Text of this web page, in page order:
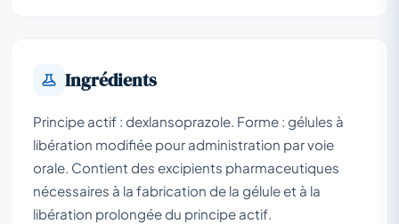
Ingrédients
Principe actif : dexlansoprazole. Forme : gélules à
libération modifiée pour administration par voie
orale. Contient des excipients pharmaceutiques
nécessaires à la fabrication de la gélule et à la
libération prolongée du principe actif.